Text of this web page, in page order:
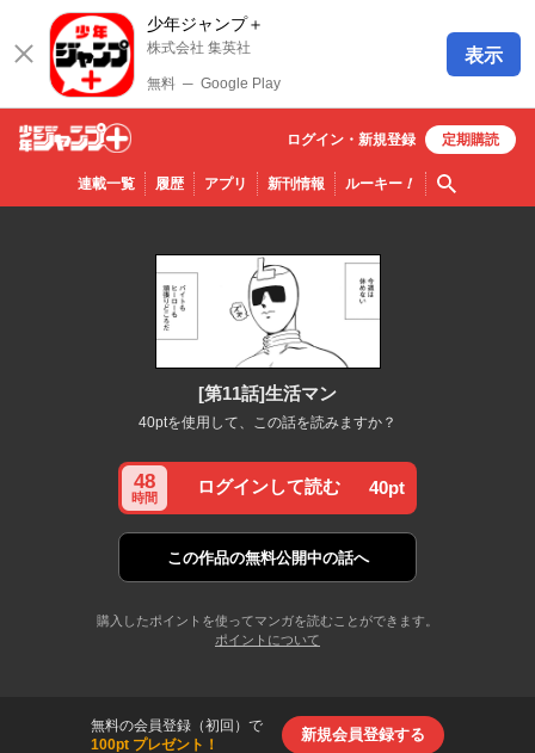
少年ジャンプ＋
株式会社 集英社
無料 ─ Google Play
表示
少年ジ
ャンプ
連載一覧 履歴 アプリ 新刊情報 ルーキー！ 検索
ログイン・ 新規登録 定期購読
[第11話]生活マン
40ptを使用して、この話を読みますか？
48
時間
ログインして読む 40pt
この作品の無料公開中の話へ
購入したポイントを使ってマンガを読むことができます。
ポイントについて
無料の会員登録（初回）で
100pt プレゼント！
新規会員登録する